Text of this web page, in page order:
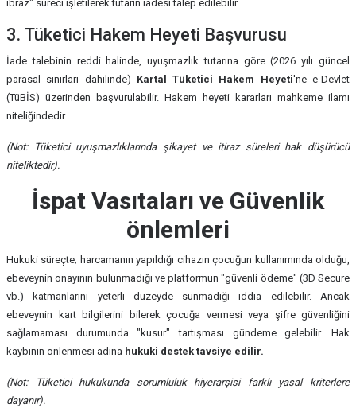
ibraz" süreci işletilerek tutarın iadesi talep edilebilir.
3. Tüketici Hakem Heyeti Başvurusu
İade talebinin reddi halinde, uyuşmazlık tutarına göre (2026 yılı güncel
parasal sınırları dahilinde) Kartal Tüketici Hakem Heyeti'ne e-Devlet
(TüBİS) üzerinden başvurulabilir. Hakem heyeti kararları mahkeme ilamı
niteliğindedir.
(Not: Tüketici uyuşmazlıklarında şikayet ve itiraz süreleri hak düşürücü
niteliktedir).
İspat Vasıtaları ve Güvenlik
önlemleri
Hukuki süreçte; harcamanın yapıldığı cihazın çocuğun kullanımında olduğu,
ebeveynin onayının bulunmadığı ve platformun "güvenli ödeme" (3D Secure
vb.) katmanlarını yeterli düzeyde sunmadığı iddia edilebilir. Ancak
ebeveynin kart bilgilerini bilerek çocuğa vermesi veya şifre güvenliğini
sağlamaması durumunda "kusur" tartışması gündeme gelebilir. Hak
kaybının önlenmesi adına hukuki destek tavsiye edilir.
(Not: Tüketici hukukunda sorumluluk hiyerarşisi farklı yasal kriterlere
dayanır).